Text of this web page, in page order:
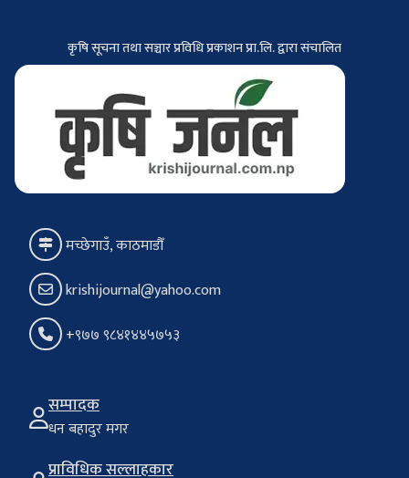
कृषि सूचना तथा सञ्चार प्रविधि प्रकाशन प्रा.लि. द्वारा संचालित
मच्छेगाउँ, काठमाडौँ
krishijournal@yahoo.com
+९७७ ९८४१४४५७५३
सम्पादक
धन बहादुर मगर
प्राविधिक सल्लाहकार